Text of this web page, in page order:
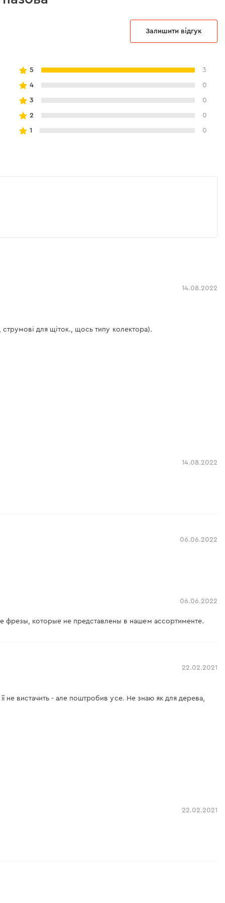
Залишити відгук
5 3
4 0
3 0
2 0
1 0
14.08.2022
струмові для щіток., щось типу колектора).
14.08.2022
06.06.2022
06.06.2022
фрезы, которые не представлены в нашем ассортименте.
22.02.2021
не вистачить - але поштробив усе. Не знаю як для дерева,
22.02.2021